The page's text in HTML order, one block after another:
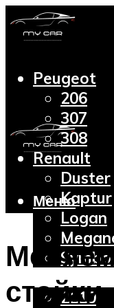
Peugeot
206
307
308
Renault
Duster
Kaptur
Logan
Symbol
Lada
2110
Меню
Меняем
стойки